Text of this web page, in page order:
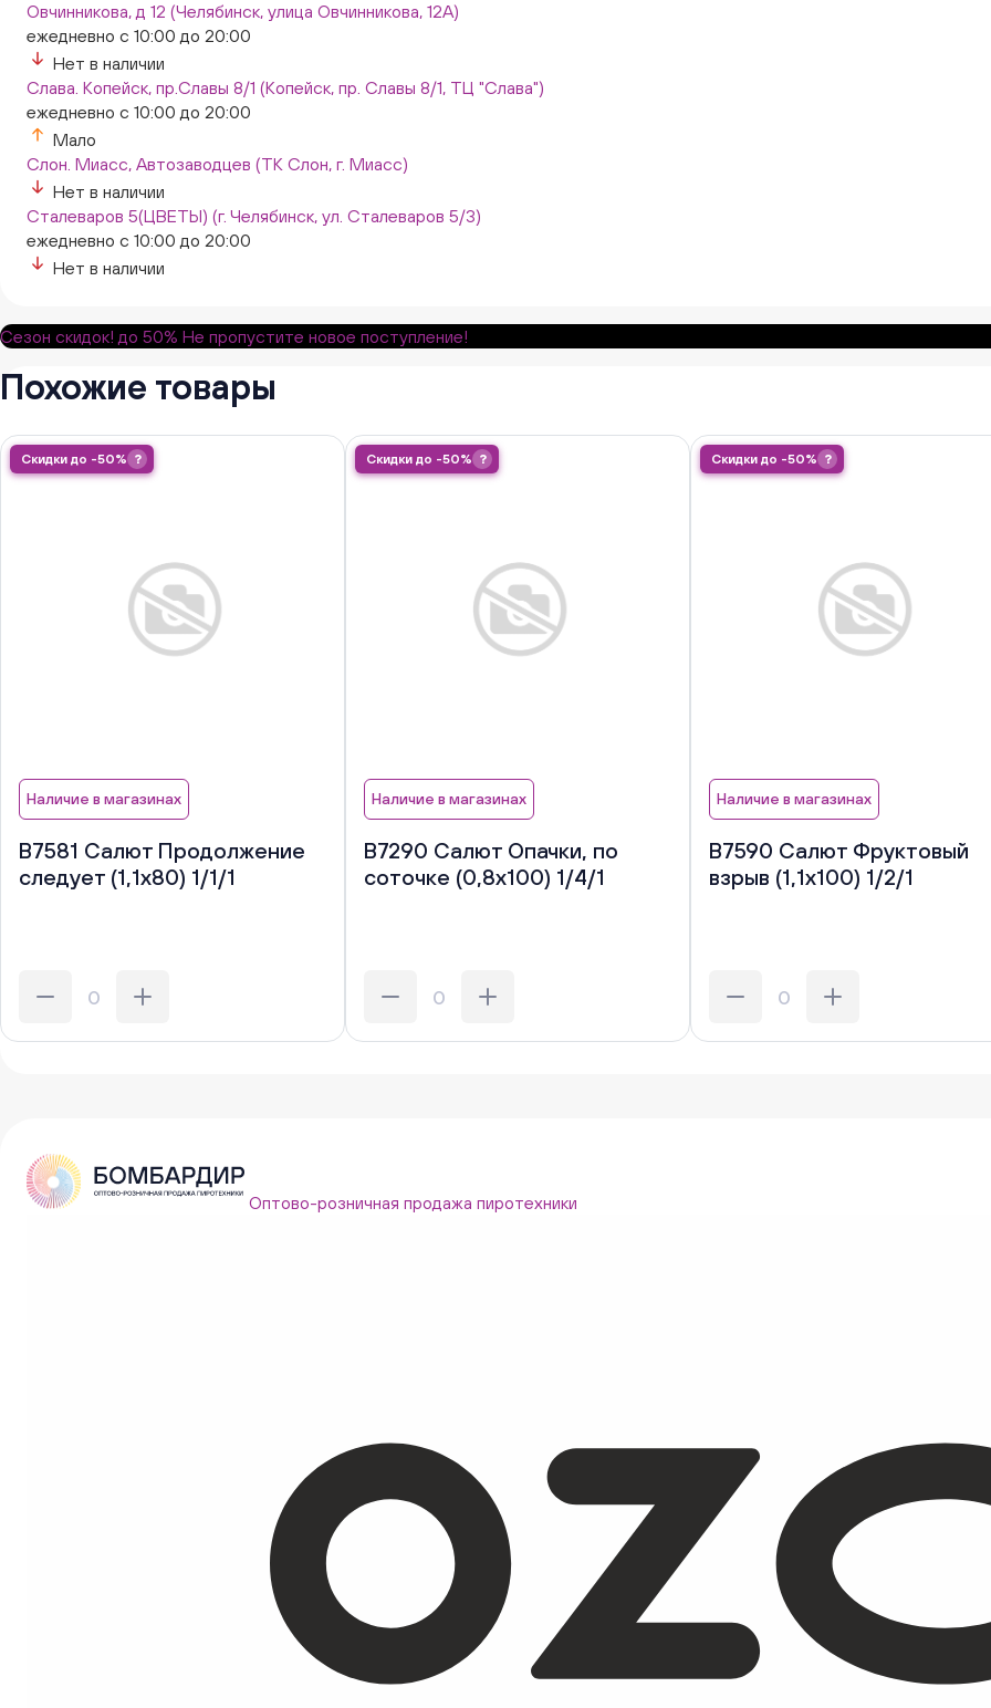
Овчинникова, д 12 (Челябинск, улица Овчинникова, 12А)
ежедневно с 10:00 до 20:00
Нет в наличии
Слава. Копейск, пр.Славы 8/1 (Копейск, пр. Славы 8/1, ТЦ "Слава")
ежедневно с 10:00 до 20:00
Мало
Слон. Миасс, Автозаводцев (ТК Слон, г. Миасс)
Нет в наличии
Сталеваров 5(ЦВЕТЫ) (г. Челябинск, ул. Сталеваров 5/3)
ежедневно с 10:00 до 20:00
Нет в наличии
Сезон скидок! до 50% Не пропустите новое поступление!
Похожие товары
Скидки до -50% ?
Наличие в магазинах
В7581 Салют Продолжение
следует (1,1х80) 1/1/1
Скидки до -50% ?
Наличие в магазинах
В7290 Салют Опачки, по
соточке (0,8х100) 1/4/1
Скидки до -50% ?
Наличие в магазинах
В7590 Салют Фруктовый
взрыв (1,1х100) 1/2/1
Оптово-розничная продажа пиротехники